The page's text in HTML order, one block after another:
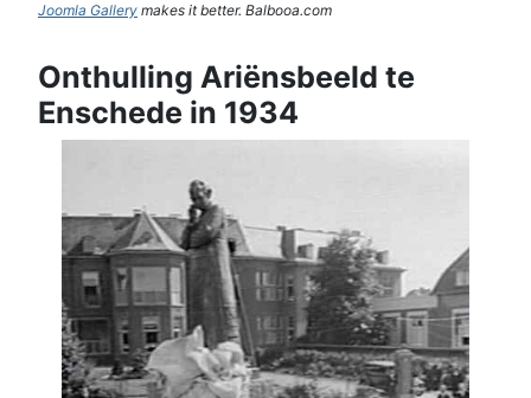
Joomla Gallery makes it better. Balbooa.com
Onthulling Ariënsbeeld te
Enschede in 1934